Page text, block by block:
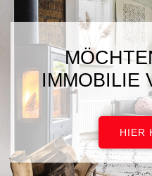
IMMOBILIE
HIER